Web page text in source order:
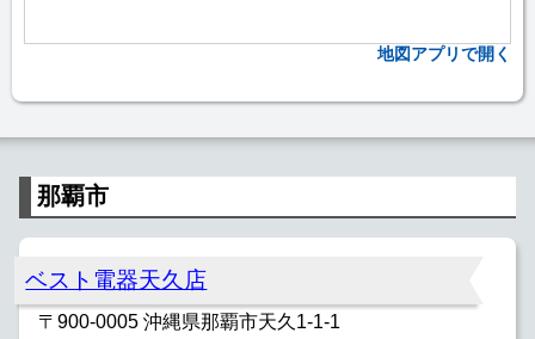
地図アプリで開く
那覇市
ベスト電器天久店
〒900-0005 沖縄県那覇市天久1-1-1